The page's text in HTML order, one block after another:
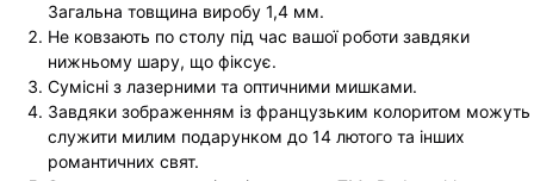
Загальна товщина виробу 1,4 мм.
Не ковзають по столу під час вашої роботи завдяки
нижньому шару, що фіксує.
Сумісні з лазерними та оптичними мишками.
Завдяки зображенням із французьким колоритом можуть
служити милим подарунком до 14 лютого та інших
романтичних свят.